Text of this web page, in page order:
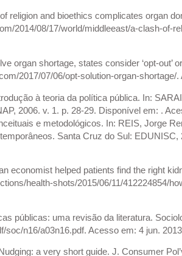
religion and bioethics complicates organ
2014/08/17/world/middleeast/a-clash-of-
organ shortage, states consider ‘opt-
2017/07/06/opt-solution-organ-shortage/
à teoria da política pública. In:
2006. v. 1. p. 28-29. Disponível em: .
e metodológicos. In: REIS, Jorge
Santa Cruz do Sul:
economist helped patients find the right
health-shots/2015/06/11/412224854/
públicas: uma revisão da literatura.
soc/n16/a03n16.pdf. Acesso em: 4 jun.
a very short guide. J. Consumer